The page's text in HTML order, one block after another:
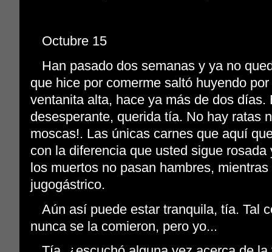
Octubre 15
Han pasado dos semanas y ya no
que hice por comerme saltó huyendo
ventanita alta, hace ya más de dos días.
desesperante, querida tía. No hay ratas
moscas!. Las únicas carnes que aquí
con la diferencia que usted sigue
los muertos no pasan hambres,
jugogástrico.
Aún así puede estar tranquila, tía. Tal
nunca se la comieron, pero yo...